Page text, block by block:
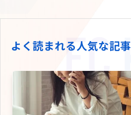
海外進出・現地
よく読まれる人気な記事